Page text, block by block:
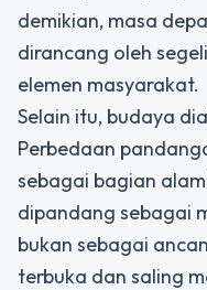
demikian, masa
dirancang oleh
elemen masyarakat.
Selain itu, budaya
Perbedaan
sebagai bagian
dipandang sebagai
bukan sebagai
terbuka dan saling